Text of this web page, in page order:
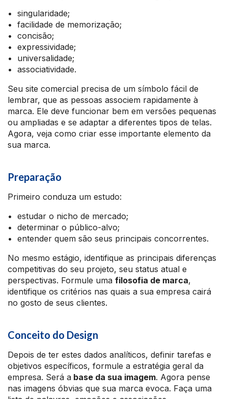
• singularidade;
• facilidade de memorização;
• concisão;
• expressividade;
• universalidade;
• associatividade.
Seu site comercial precisa de um símbolo fácil de
lembrar, que as pessoas associem rapidamente à
marca. Ele deve funcionar bem em versões pequenas
ou ampliadas e se adaptar a diferentes tipos de telas.
Agora, veja como criar esse importante elemento da
sua marca.
Preparação
Primeiro conduza um estudo:
• estudar o nicho de mercado;
• determinar o público-alvo;
• entender quem são seus principais concorrentes.
No mesmo estágio, identifique as principais diferenças
competitivas do seu projeto, seu status atual e
perspectivas. Formule uma filosofia de marca,
identifique os critérios nas quais a sua empresa cairá
no gosto de seus clientes.
Conceito do Design
Depois de ter estes dados analíticos, definir tarefas e
objetivos específicos, formule a estratégia geral da
empresa. Será a base da sua imagem. Agora pense
nas imagens óbvias que sua marca evoca. Faça uma